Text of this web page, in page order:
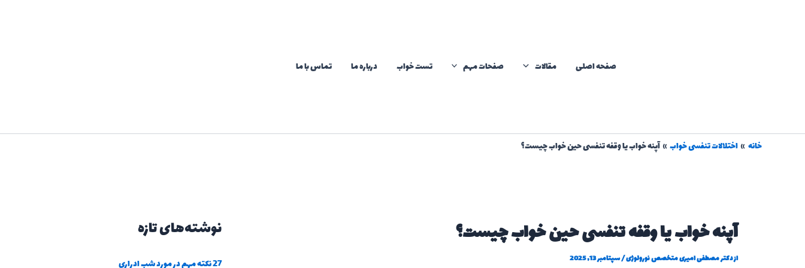
صفحه اصلی
مقالات صفحات مهم تست خواب درباره ما تماس با ما
خانه اختلالات تنفسی خواب آپنه خواب یا وقفه تنفسی حین خواب چیست؟
آپنه خواب یا وقفه تنفسی حین خواب چیست؟
ازدکتر مصطفی امیری متخصص نورولوژی/سپتامبر 13, 2025
نوشته‌های تازه
27 نکته مهم در مورد شب ادراری